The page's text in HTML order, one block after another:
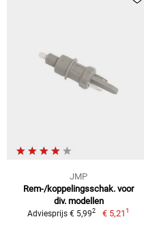
JMP
Rem-/koppelingsschak. voor
div. modellen
Adviesprijs € 5,992 € 5,211